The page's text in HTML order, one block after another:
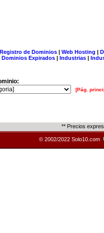
Registro de Dominios| Web Hosting |
Dominios Expirados | Industrias |
[Pág.
** Precios
© 2002/2022 Solo10.com